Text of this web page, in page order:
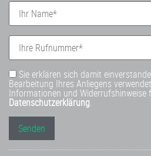
Sie erklären sich damit
Bearbeitung Ihres Anliegens
Informationen und Widerrufshinweise
Datenschutzerklärung.